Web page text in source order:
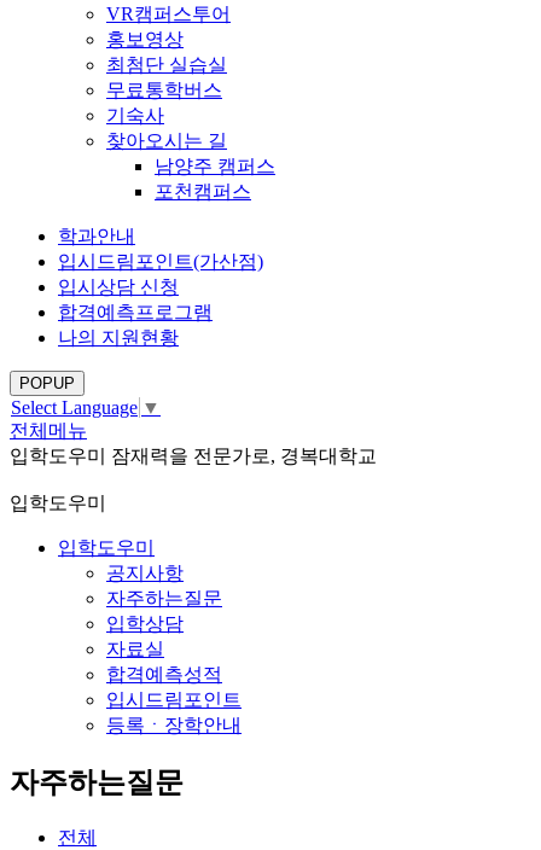
VR캠퍼스투어
홍보영상
최첨단 실습실
무료통학버스
기숙사
찾아오시는 길
남양주 캠퍼스
포천캠퍼스
학과안내
입시드림포인트(가산점)
입시상담 신청
합격예측프로그램
나의 지원현황
POPUP
Select Language ▼
전체메뉴
입학도우미
잠재력을 전문가로, 경복대학교
입학도우미
입학도우미
공지사항
자주하는질문
입학상담
자료실
합격예측성적
입시드림포인트
등록ㆍ장학안내
자주하는질문
전체